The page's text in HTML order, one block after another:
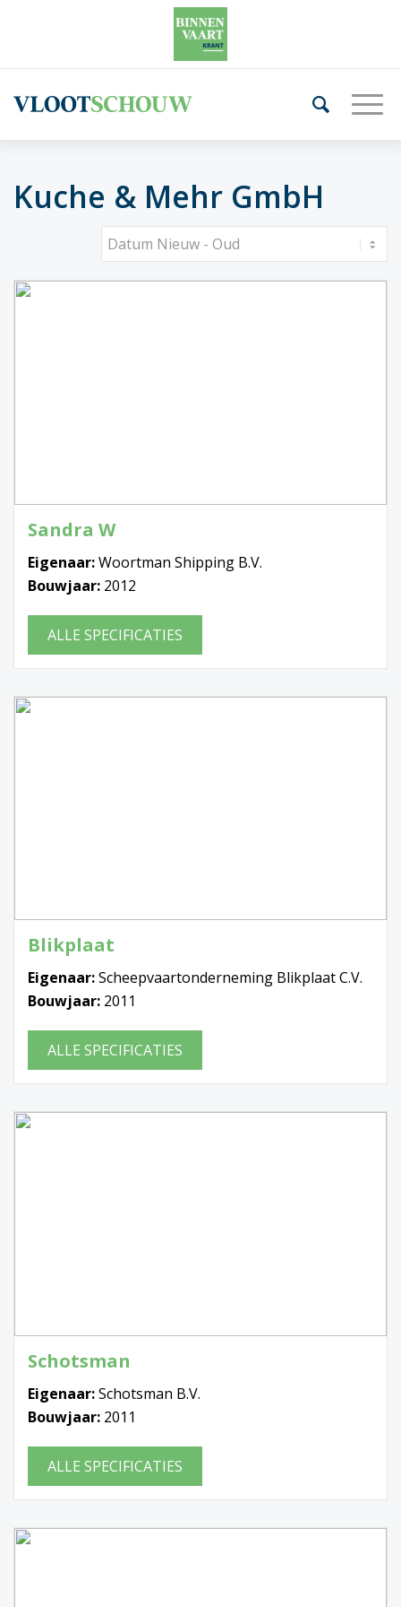
Kuche & Mehr GmbH
Sandra W
Eigenaar:Woortman Shipping B.V.
Bouwjaar: 2012
ALLE SPECIFICATIES
Blikplaat
Eigenaar:Scheepvaartonderneming Blikplaat C.V.
Bouwjaar: 2011
ALLE SPECIFICATIES
Schotsman
Eigenaar:Schotsman B.V.
Bouwjaar: 2011
ALLE SPECIFICATIES